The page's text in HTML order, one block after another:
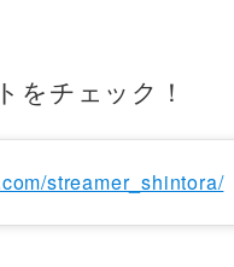
をチェック！
streamer_shintora/